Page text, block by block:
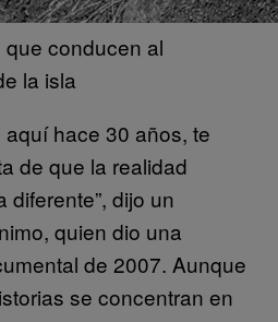
conducen al
la isla
aquí hace 30 años, te
de que la realidad
dijo un
quien dio una
de 2007. Aunque
se concentran en